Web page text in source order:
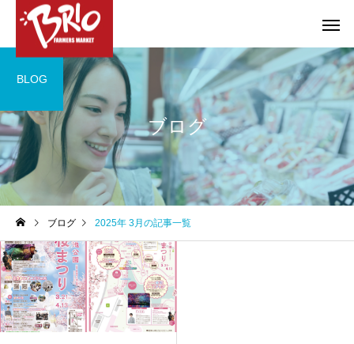
お得情報 やろうぜ！BBQ
COMPANY
特選ギフトのご案内
COMPANY
大府店・東海店 営業
ブログ
BLOG
ブログ 2025年 3月の記事一覧